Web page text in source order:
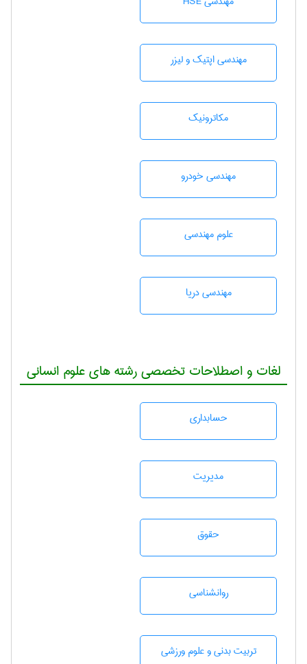
مهندسی اپتیک و لیزر
مکاترونیک
مهندسی خودرو
علوم مهندسی
مهندسی دریا
لغات و اصطلاحات تخصصی رشته های علوم انسانی
حسابداری
مديريت
حقوق
روانشناسی
تربيت بدنی و علوم ورزشی